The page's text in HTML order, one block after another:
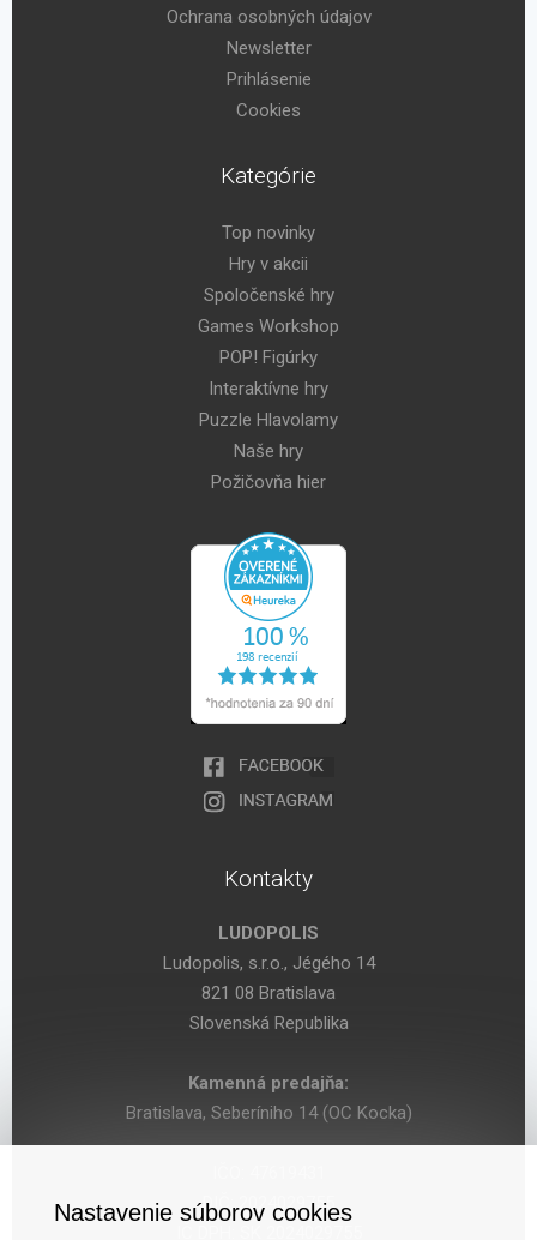
Ochrana osobných údajov
Newsletter
Prihlásenie
Cookies
Kategórie
Top novinky
Hry v akcii
Spoločenské hry
Games Workshop
POP! Figúrky
Interaktívne hry
Puzzle Hlavolamy
Naše hry
Požičovňa hier
Kontakty
LUDOPOLIS
Ludopolis, s.r.o., Jégého 14
821 08 Bratislava
Slovenská Republika
Kamenná predajňa:
Bratislava, Seberíniho 14 (OC Kocka)
DIČ: 2024029755
Nastavenie súborov cookies